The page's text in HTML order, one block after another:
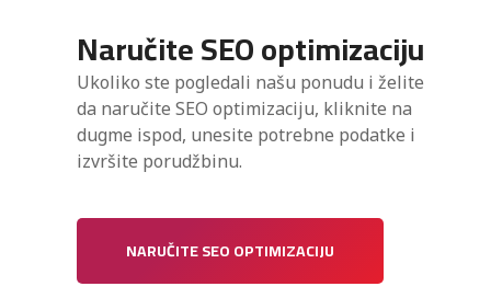
Naručite SEO optimizaciju
Ukoliko ste pogledali našu ponudu i želite
da naručite SEO optimizaciju, kliknite na
dugme ispod, unesite potrebne podatke i
izvršite porudžbinu.
NARUČITE SEO OPTIMIZACIJU